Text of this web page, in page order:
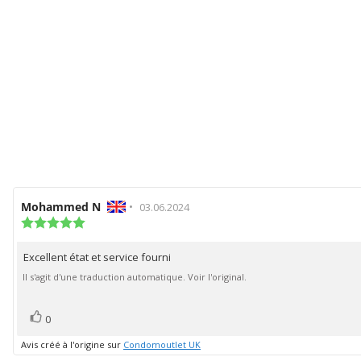
Auteur
de
Mohammed N • Date
03.06.2024
:
5.0
étoiles
Texte
de
Excellent état et service fourni
Il s'agit d'une traduction automatique. Voir l'original.
Vote
positif
0
Avis créé à l'origine sur Condomoutlet UK